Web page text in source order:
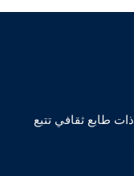
طابع ثقافي تتبع